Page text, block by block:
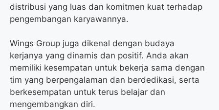
distribusi yang luas dan komitmen kuat terhadap
pengembangan karyawannya.
Wings Group juga dikenal dengan budaya
kerjanya yang dinamis dan positif. Anda akan
memiliki kesempatan untuk bekerja sama dengan
tim yang berpengalaman dan berdedikasi, serta
berkesempatan untuk terus belajar dan
mengembangkan diri.